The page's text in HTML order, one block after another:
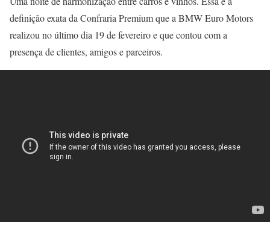
definição exata da Confraria Premium que a BMW Euro Motors
realizou no último dia 19 de fevereiro e que contou com a
presença de clientes, amigos e parceiros.